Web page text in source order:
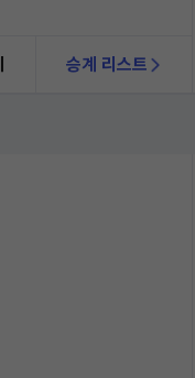
승계 리스트